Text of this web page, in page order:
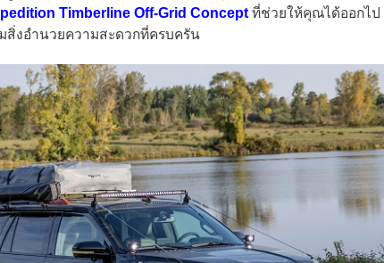
Timberline Off-Grid Concept ที่ช่วยให้คุณได้ออกไป
งอำนวยความสะดวกที่ครบครัน